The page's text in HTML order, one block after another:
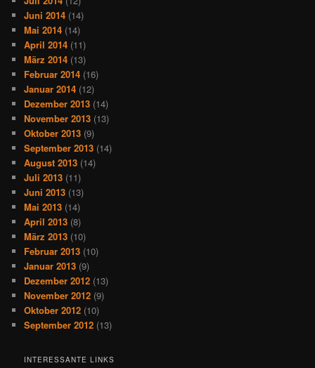
Juni 2014 (14)
Mai 2014 (14)
April 2014 (11)
März 2014 (13)
Februar 2014 (16)
Januar 2014 (12)
Dezember 2013 (14)
November 2013 (13)
Oktober 2013 (9)
September 2013 (14)
August 2013 (14)
Juli 2013 (11)
Juni 2013 (13)
Mai 2013 (14)
April 2013 (8)
März 2013 (10)
Februar 2013 (10)
Januar 2013 (9)
Dezember 2012 (13)
November 2012 (9)
Oktober 2012 (10)
September 2012 (13)
INTERESSANTE LINKS